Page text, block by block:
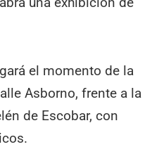
el momento de la
Asborno, frente a la
de Escobar, con